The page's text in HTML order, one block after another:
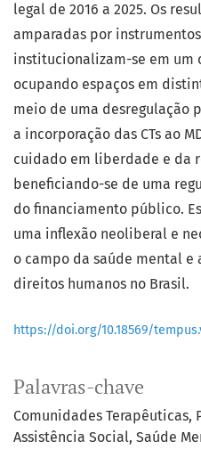
Palavras-chave
Comunidades Terapêuticas
Assistência Social Saúde
legal de 2016 a 2025. Os
amparadas por
institucionalizam-se em um
ocupando espaços em
meio de uma desregulação
a incorporação das CTs ao
cuidado em liberdade e da
beneficiando-se de uma
do financiamento público.
uma inflexão neoliberal e
o campo da saúde mental e
direitos humanos no Brasil.
https://doi.org/10.18569/